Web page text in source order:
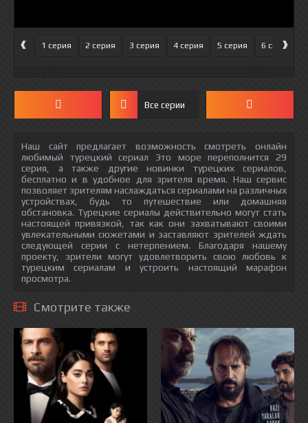
‹ 1 серия 2 серия 3 серия 4 серия 5 серия 6 серия
›
Все серии
Наш сайт предлагает возможность смотреть онлайн
любимый турецкий сериал Это море переполнится 29
серия, а также другие новинки турецких сериалов,
бесплатно и в удобное для зрителя время. Наш сервис
позволяет зрителям наслаждаться сериалами на различных
устройствах, будь то путешествие или домашняя
обстановка. Турецкие сериалы действительно могут стать
настоящей привязкой, так как они захватывают своими
увлекательными сюжетами и заставляют зрителей ждать
следующей серии с нетерпением. Благодаря нашему
проекту, зрители могут удовлетворить свою любовь к
турецким сериалам и устроить настоящий марафон
просмотра.
Смотрите также